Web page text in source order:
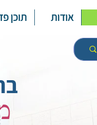
אודות תוכן